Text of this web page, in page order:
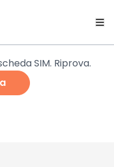
SIM. Riprova.